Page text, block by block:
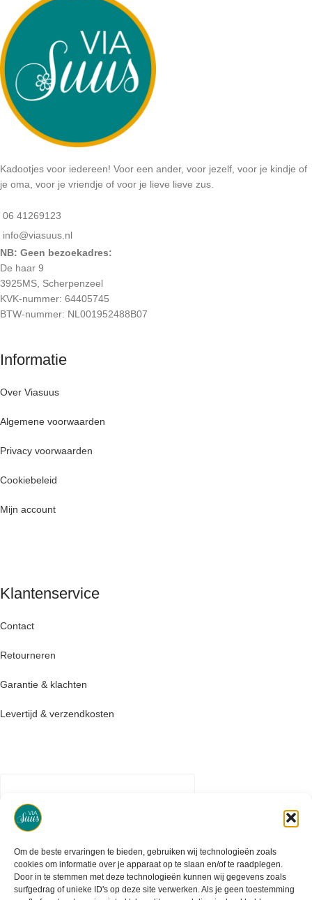
Om de beste ervaringen te bieden, gebruiken wij technologieën zoals
cookies om informatie over je apparaat op te slaan en/of te raadplegen.
Door in te stemmen met deze technologieën kunnen wij gegevens zoals
surfgedrag of unieke ID's op deze site verwerken. Als je geen toestemming
Kadootjes voor iedereen! Voor een ander, voor jezelf, voor je kindje of
je oma, voor je vriendje of voor je lieve lieve zus.
06 41269123
info@viasuus.nl
NB: Geen bezoekadres:
De haar 9
3925MS, Scherpenzeel
KVK-nummer: 64405745
BTW-nummer: NL001952488B07
Informatie
Over Viasuus
Algemene voorwaarden
Privacy voorwaarden
Cookiebeleid
Mijn account
Klantenservice
Contact
Retourneren
Garantie & klachten
Levertijd & verzendkosten